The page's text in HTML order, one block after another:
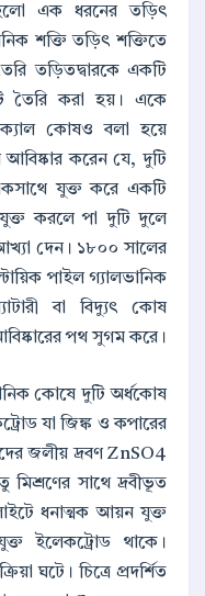
এক ধরনের তড়িৎ
শক্তি তড়িৎ শক্তিতে
তড়িতদ্বারকে একটি
তৈরি করা হয়। একে
কোষও বলা হয়ে
করেন যে, দুটি
যুক্ত করে একটি
করলে পা দুটি দুলে
দেন। ১৮০০ সালের
পাইল গ্যালভানিক
বা বিদ্যুৎ কোষ
পথ সুগম করে।
কোষে দুটি অর্ধকোষ
যা জিঙ্ক ও কপারের
জলীয় দ্রবণ ZnSO4
সাথে দ্রবীভূত
ধনাত্মক আয়ন যুক্ত
ইলেকট্রোড থাকে।
ঘটে। চিত্রে প্রদর্শিত